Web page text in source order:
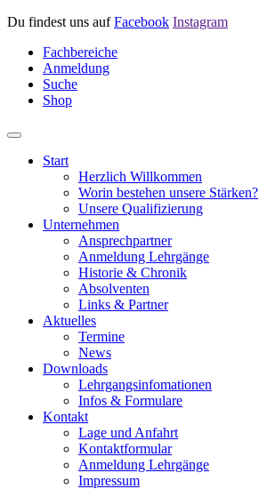
Du findest uns aufFacebook Instagram
Fachbereiche
Anmeldung
Suche
Shop
Start
Herzlich Willkommen
Worin bestehen unsere Stärken?
Unsere Qualifizierung
Unternehmen
Ansprechpartner
Anmeldung Lehrgänge
Historie & Chronik
Absolventen
Links & Partner
Aktuelles
Termine
News
Downloads
Lehrgangsinfomationen
Infos & Formulare
Kontakt
Lage und Anfahrt
Kontaktformular
Anmeldung Lehrgänge
Impressum